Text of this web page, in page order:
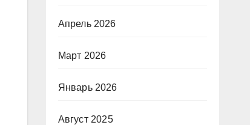
Апрель 2026
Март 2026
Январь 2026
Август 2025